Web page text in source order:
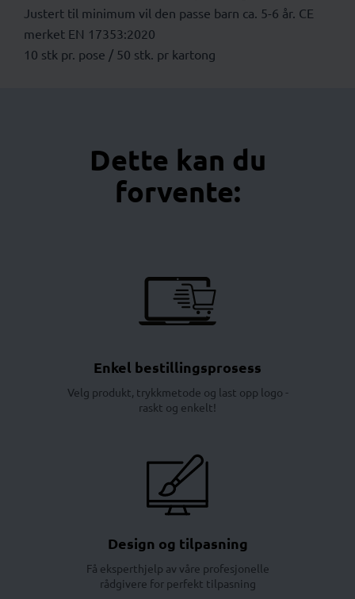
Justert til minimum vil den passe barn ca. 5-6 år. CE
merket EN 17353:2020
10 stk pr. pose / 50 stk. pr kartong
Dette kan du
forvente:
Enkel bestillingsprosess
Velg produkt, trykkmetode og last opp logo -
raskt og enkelt!
Design og tilpasning
Få eksperthjelp av våre profesjonelle
rådgivere for perfekt tilpasning